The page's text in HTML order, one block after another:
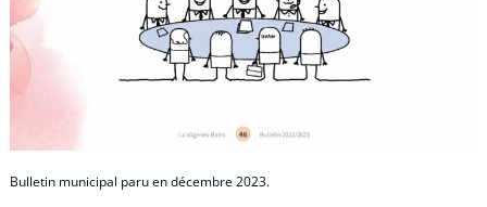
Bulletin municipal paru en décembre 2023.